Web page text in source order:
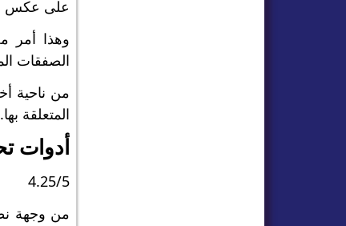
على عكس
وهذا أمر
الصفقات
من ناحية
المتعلقة بها.
أدوات
4.25/5